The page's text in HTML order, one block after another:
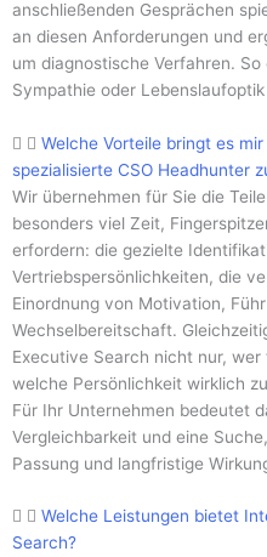
anschließenden Gesprächen
an diesen Anforderungen und
um diagnostische Verfahren.
Sympathie oder
Welche Vorteile bringt es
spezialisierte CSO Headhunter
Wir übernehmen für Sie die
besonders viel Zeit,
erfordern: die gezielte
Vertriebspersönlichkeiten, die
Einordnung von Motivation,
Wechselbereitschaft.
Executive Search nicht nur,
welche Persönlichkeit wirklich
Für Ihr Unternehmen bedeutet
Vergleichbarkeit und eine
Passung und langfristige
Welche Leistungen bietet
Search?